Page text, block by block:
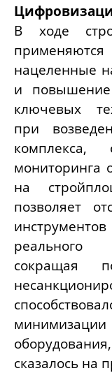
В ходе
нацеленные
и повышение
ключевых
при
комплекса,
мониторинга
на
позволяет
реального
сокращая
сказалось на